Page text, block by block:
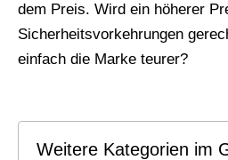
dem Preis. Wird ein höherer
Sicherheitsvorkehrungen
einfach die Marke teurer?
Weitere Kategorien im